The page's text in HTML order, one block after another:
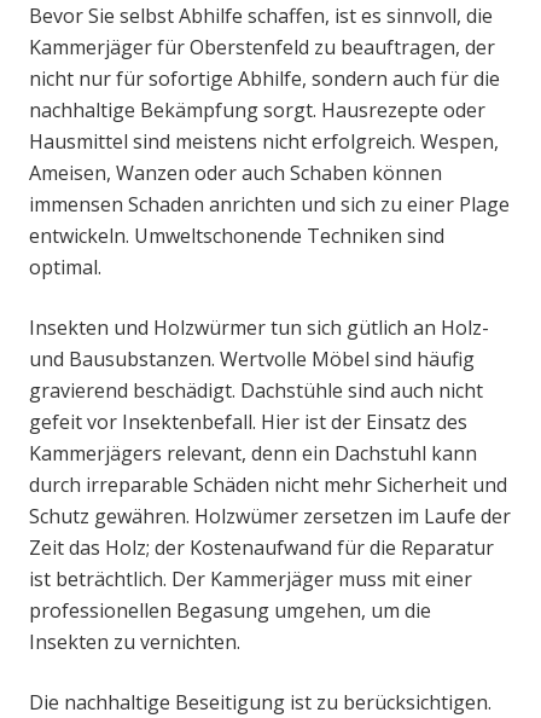
Bevor Sie selbst Abhilfe schaffen, ist es sinnvoll, die
Kammerjäger für Oberstenfeld zu beauftragen, der
nicht nur für sofortige Abhilfe, sondern auch für die
nachhaltige Bekämpfung sorgt. Hausrezepte oder
Hausmittel sind meistens nicht erfolgreich. Wespen,
Ameisen, Wanzen oder auch Schaben können
immensen Schaden anrichten und sich zu einer Plage
entwickeln. Umweltschonende Techniken sind
optimal.
Insekten und Holzwürmer tun sich gütlich an Holz-
und Bausubstanzen. Wertvolle Möbel sind häufig
gravierend beschädigt. Dachstühle sind auch nicht
gefeit vor Insektenbefall. Hier ist der Einsatz des
Kammerjägers relevant, denn ein Dachstuhl kann
durch irreparable Schäden nicht mehr Sicherheit und
Schutz gewähren. Holzwümer zersetzen im Laufe der
Zeit das Holz; der Kostenaufwand für die Reparatur
ist beträchtlich. Der Kammerjäger muss mit einer
professionellen Begasung umgehen, um die
Insekten zu vernichten.
Die nachhaltige Beseitigung ist zu berücksichtigen.